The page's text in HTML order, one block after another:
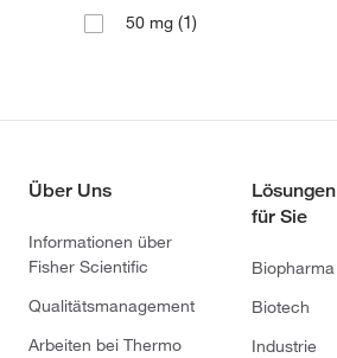
50 mg (1)
Über Uns
Informationen über
Fisher Scientific
Qualitätsmanagement
Arbeiten bei Thermo
Lösungen
für Sie
Biopharma
Biotech
Industrie